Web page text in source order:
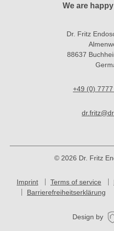
Video: Digitales LED-
Video: Fremdkörper
We are
Dr. Fritz
88637
+49 (0)
© 2026 Dr. Fritz
Imprint Terms of service
Barrierefreiheitserklärung
Design by